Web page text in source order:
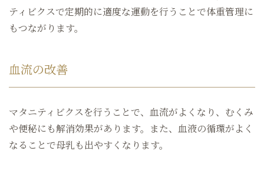
ティビクスで定期的に適度な運動を行うことで体重管理に
もつながります。
血流の改善
マタニティビクスを行うことで、血流がよくなり、むくみ
や便秘にも解消効果があります。また、血液の循環がよく
なることで母乳も出やすくなります。